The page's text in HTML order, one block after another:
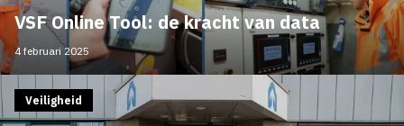
VSF Online Tool: de kracht van data
4 februari 2025
Veiligheid